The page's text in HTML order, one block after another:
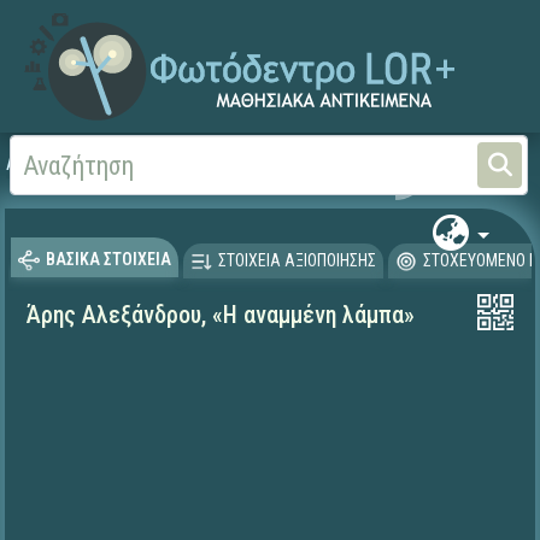
Αρχική Γλώσσα και Λογοτεχνία
ΒΑΣΙΚΑ ΣΤΟΙΧΕΙΑ ΣΤΟΙΧΕΙΑ ΑΞΙΟΠΟΙΗΣΗΣ ΣΤΟΧΕΥΟΜΕΝΟ
Άρης Αλεξάνδρου, «Η αναμμένη λάμπα»